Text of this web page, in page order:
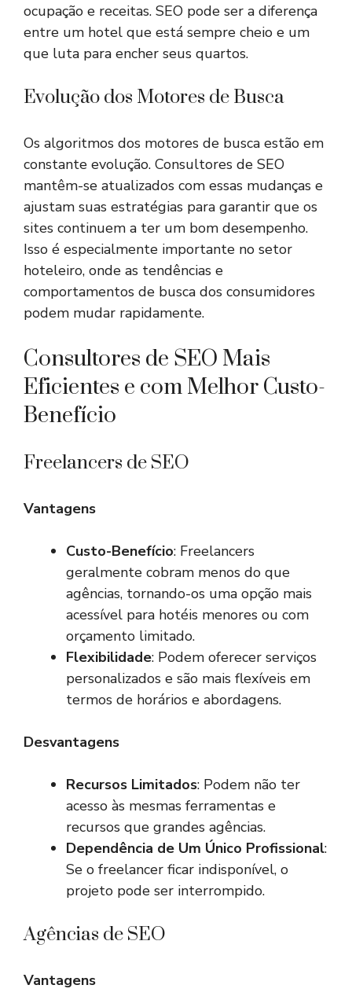
ocupação e receitas. SEO pode ser a diferença
entre um hotel que está sempre cheio e um
que luta para encher seus quartos.
Evolução dos Motores de Busca
Os algoritmos dos motores de busca estão em
constante evolução. Consultores de SEO
mantêm-se atualizados com essas mudanças e
ajustam suas estratégias para garantir que os
sites continuem a ter um bom desempenho.
Isso é especialmente importante no setor
hoteleiro, onde as tendências e
comportamentos de busca dos consumidores
podem mudar rapidamente.
Consultores de SEO Mais
Eficientes e com Melhor Custo-
Benefício
Freelancers de SEO
Vantagens
Custo-Benefício: Freelancers
geralmente cobram menos do que
agências, tornando-os uma opção mais
acessível para hotéis menores ou com
orçamento limitado.
Flexibilidade: Podem oferecer serviços
personalizados e são mais flexíveis em
termos de horários e abordagens.
Desvantagens
Recursos Limitados: Podem não ter
acesso às mesmas ferramentas e
recursos que grandes agências.
Dependência de Um Único Profissional:
Se o freelancer ficar indisponível, o
projeto pode ser interrompido.
Agências de SEO
Vantagens